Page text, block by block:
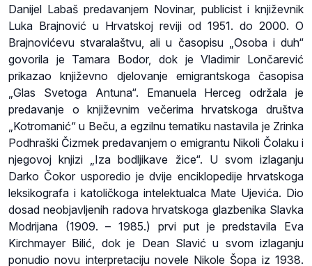
Danijel Labaš predavanjem Novinar, publicist i književnik
Luka Brajnović u Hrvatskoj reviji od 1951. do 2000. O
Brajnovićevu stvaralaštvu, ali u časopisu „Osoba i duh“
govorila je Tamara Bodor, dok je Vladimir Lončarević
prikazao književno djelovanje emigrantskoga časopisa
„Glas Svetoga Antuna“. Emanuela Herceg održala je
predavanje o književnim večerima hrvatskoga društva
„Kotromanić“ u Beču, a egzilnu tematiku nastavila je Zrinka
Podhraški Čizmek predavanjem o emigrantu Nikoli Čolaku i
njegovoj knjizi „Iza bodljikave žice“. U svom izlaganju
Darko Čokor usporedio je dvije enciklopedije hrvatskoga
leksikografa i katoličkoga intelektualca Mate Ujevića. Dio
dosad neobjavljenih radova hrvatskoga glazbenika Slavka
Modrijana (1909. – 1985.) prvi put je predstavila Eva
Kirchmayer Bilić, dok je Dean Slavić u svom izlaganju
ponudio novu interpretaciju novele Nikole Šopa iz 1938.